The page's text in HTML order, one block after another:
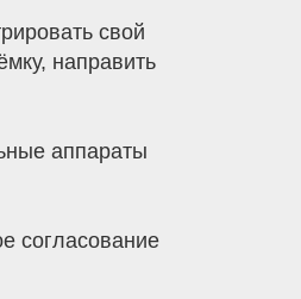
свой
направить
аппараты
согласование